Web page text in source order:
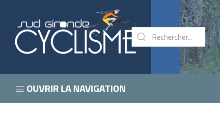
OUVRIR LA NAVIGATION